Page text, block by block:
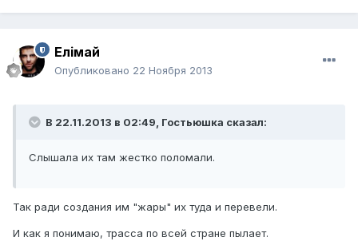
Елiмай
Опубликовано 22 Ноября 2013
В 22.11.2013 в 02:49, Гостьюшка сказал:
Слышала их там жестко поломали.
Так ради создания им "жары" их туда и перевели.
И как я понимаю, трасса по всей стране пылает.